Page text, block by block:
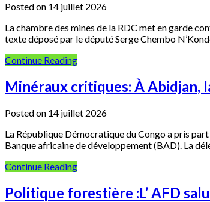
Posted on 14 juillet 2026
La chambre des mines de la RDC met en garde
texte déposé par le député Serge Chembo
Continue Reading
Minéraux critiques: À Abidjan,
Posted on 14 juillet 2026
La République Démocratique du Congo a pris
Banque africaine de développement (BAD). La
Continue Reading
Politique forestière :L’ AFD